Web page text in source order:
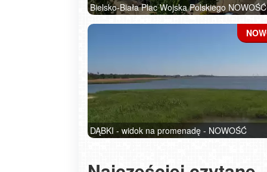
Bielsko-Biała Plac Wojska Polskiego NOWOŚĆ
DĄBKI - widok na promenadę - NOWOŚĆ
Szanowny użytkowniku APLIKACJI - ważne